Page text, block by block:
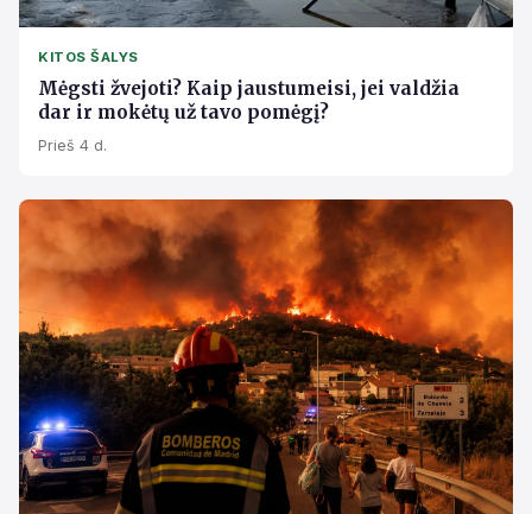
KITOS ŠALYS
Mėgsti žvejoti? Kaip jaustumeisi, jei valdžia
dar ir mokėtų už tavo pomėgį?
Prieš 4 d.